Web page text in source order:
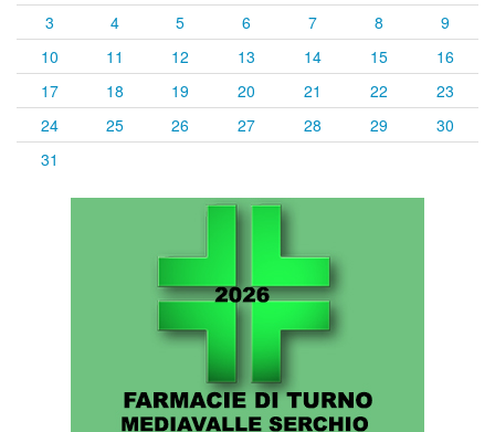
3
4 5 6 7 8
9
10
11 12 13 14 15
16
17
18 19 20 21 22
23
24
25 26 27 28 29
30
31